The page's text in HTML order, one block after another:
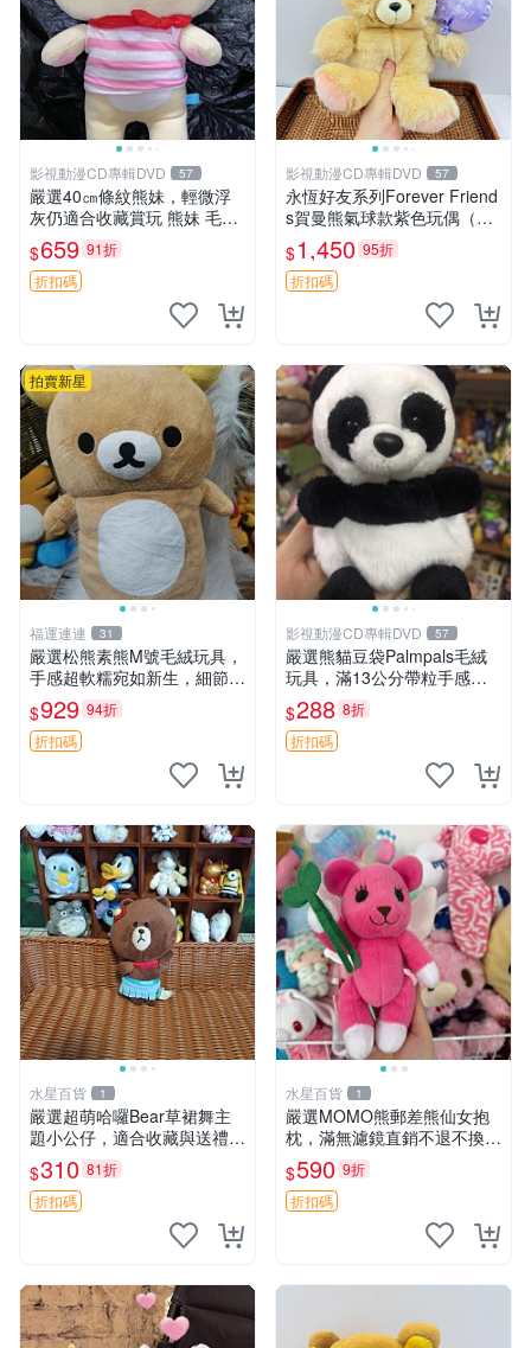
影視動漫CD專輯DVD 57
嚴選40㎝條紋熊妹，輕微浮
灰仍適合收藏賞玩 熊妹 毛絨
玩具 浮雕熊
$659 91折
折扣碼
影視動漫CD專輯DVD 57
永恆好友系列Forever Friend
s賀曼熊氣球款紫色玩偶（鼻
子稍有磨損） 中古玩具 氣球
熊 玩偶
$1,450 95折
折扣碼
拍賣新星
福運連連 31
嚴選松熊素熊M號毛絨玩具，
手感超軟糯宛如新生，細節精
緻完美無瑕，推薦送禮或珍
藏，中古狀態保養得宜。 松
熊 素熊 毛絨doll
$929 94折
折扣碼
影視動漫CD專輯DVD 57
嚴選熊貓豆袋Palmpals毛絨
玩具，滿13公分帶粒手感極
佳，電影主題周邊推薦 熊貓
Palmpals 毛絨玩具 豆袋 劇場
版周邊
$288 8折
折扣碼
水星百貨 1
嚴選超萌哈囉Bear草裙舞主
題小公仔，適合收藏與送禮 1
00 克 哈囉Bear 草裙舞
$310 81折
折扣碼
水星百貨 1
嚴選MOMO熊郵差熊仙女抱
枕，滿無濾鏡直銷不退不換
經典造型可愛必備 紅薯啵啵
間抱枕 抱枕 時尚
$590 9折
折扣碼